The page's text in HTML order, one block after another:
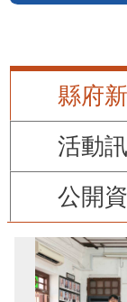
縣府
活動
公開